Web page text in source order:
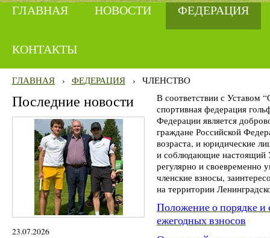
ГЛАВНАЯ НОВОСТИ ФЕДЕРАЦИЯ
КОНТАКТЫ
ГЛАВНАЯ › ФЕДЕРАЦИЯ › ЧЛЕНСТВО
Последние новости
23.07.2026
В соответствии с Уставом
спортивная федерация
Федерации является
граждане Российской
возраста, и юридические
и соблюдающие настоящий
регулярно и своевременно
членские взносы,
на территории
Положение о порядке и
ежегодных взносов